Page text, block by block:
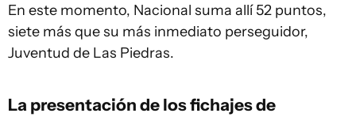
En este momento, Nacional suma allí 52 puntos,
siete más que su más inmediato perseguidor,
Juventud de Las Piedras.
La presentación de los fichajes de